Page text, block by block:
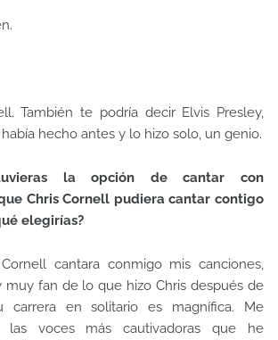
También te podría decir Elvis Presley,
hecho antes y lo hizo solo, un genio.
la opción de cantar con
Chris Cornell pudiera cantar contigo
elegirías?
cantara conmigo mis canciones,
muy fan de lo que hizo Chris después de
carrera en solitario es magnífica. Me
voces más cautivadoras que he